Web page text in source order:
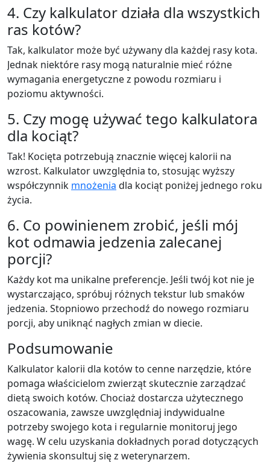
4. Czy kalkulator działa dla wszystkich
ras kotów?
Tak, kalkulator może być używany dla każdej rasy kota.
Jednak niektóre rasy mogą naturalnie mieć różne
wymagania energetyczne z powodu rozmiaru i
poziomu aktywności.
5. Czy mogę używać tego kalkulatora
dla kociąt?
Tak! Kocięta potrzebują znacznie więcej kalorii na
wzrost. Kalkulator uwzględnia to, stosując wyższy
współczynnik mnożenia dla kociąt poniżej jednego roku
życia.
6. Co powinienem zrobić, jeśli mój
kot odmawia jedzenia zalecanej
porcji?
Każdy kot ma unikalne preferencje. Jeśli twój kot nie je
wystarczająco, spróbuj różnych tekstur lub smaków
jedzenia. Stopniowo przechodź do nowego rozmiaru
porcji, aby uniknąć nagłych zmian w diecie.
Podsumowanie
Kalkulator kalorii dla kotów to cenne narzędzie, które
pomaga właścicielom zwierząt skutecznie zarządzać
dietą swoich kotów. Chociaż dostarcza użytecznego
oszacowania, zawsze uwzględniaj indywidualne
potrzeby swojego kota i regularnie monitoruj jego
wagę. W celu uzyskania dokładnych porad dotyczących
żywienia skonsultuj się z weterynarzem.